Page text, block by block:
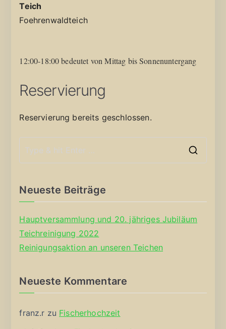
Teich
Foehrenwaldteich
12:00-18:00 bedeutet von Mittag bis Sonnenuntergang
Reservierung
Reservierung bereits geschlossen.
Neueste Beiträge
Hauptversammlung und 20. jähriges Jubiläum
Teichreinigung 2022
Reinigungsaktion an unseren Teichen
Neueste Kommentare
franz.r zu Fischerhochzeit